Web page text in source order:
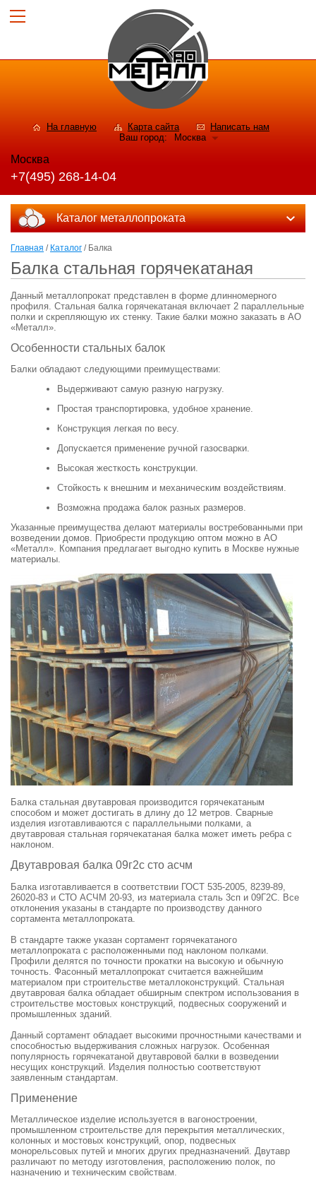
На главную Карта сайта
Написать нам
Ваш город:
Москва
Москва
+7(495) 268-14-04
Каталог металлопроката
Главная / Каталог / Балка
Балка стальная горячекатаная
Данный металлопрокат представлен в форме длинномерного
профиля. Стальная балка горячекатаная включает 2 параллельные
полки и скрепляющую их стенку. Такие балки можно заказать в АО
«Металл».
Особенности стальных балок
Балки обладают следующими преимуществами:
Выдерживают самую разную нагрузку.
Простая транспортировка, удобное хранение.
Конструкция легкая по весу.
Допускается применение ручной газосварки.
Высокая жесткость конструкции.
Стойкость к внешним и механическим воздействиям.
Возможна продажа балок разных размеров.
Указанные преимущества делают материалы востребованными при
возведении домов. Приобрести продукцию оптом можно в АО
«Металл». Компания предлагает выгодно купить в Москве нужные
материалы.
Балка стальная двутавровая производится горячекатаным
способом и может достигать в длину до 12 метров. Сварные
изделия изготавливаются с параллельными полками, а
двутавровая стальная горячекатаная балка может иметь ребра с
наклоном.
Двутавровая балка 09г2с сто асчм
Балка изготавливается в соответствии ГОСТ 535-2005, 8239-89,
26020-83 и СТО АСЧМ 20-93, из материала сталь 3сп и 09Г2С. Все
отклонения указаны в стандарте по производству данного
сортамента металлопроката.
В стандарте также указан сортамент горячекатаного
металлопроката с расположенными под наклоном полками.
Профили делятся по точности прокатки на высокую и обычную
точность. Фасонный металлопрокат считается важнейшим
материалом при строительстве металлоконструкций. Стальная
двутавровая балка обладает обширным спектром использования в
строительстве мостовых конструкций, подвесных сооружений и
промышленных зданий.
Данный сортамент обладает высокими прочностными качествами и
способностью выдерживания сложных нагрузок. Особенная
популярность горячекатаной двутавровой балки в возведении
несущих конструкций. Изделия полностью соответствуют
заявленным стандартам.
Применение
Металлическое изделие используется в вагоностроении,
промышленном строительстве для перекрытия металлических,
колонных и мостовых конструкций, опор, подвесных
монорельсовых путей и многих других предназначений. Двутавр
различают по методу изготовления, расположению полок, по
назначению и техническим свойствам.